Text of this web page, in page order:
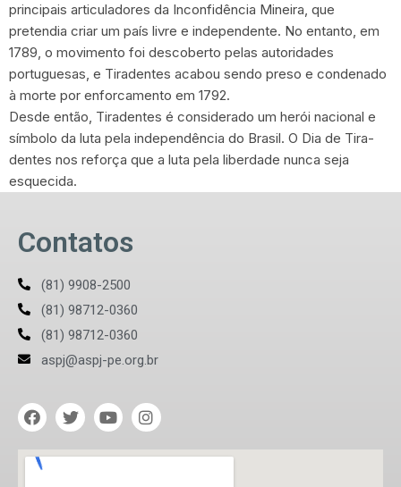
principais articuladores da Inconfidência Mineira, que
pretendia criar um país livre e independente. No entanto, em
1789, o movimento foi descoberto pelas autoridades
portuguesas, e Tiradentes acabou sendo preso e condenado
à morte por enforcamento em 1792.
Desde então, Tiradentes é considerado um herói nacional e
símbolo da luta pela independência do Brasil. O Dia de Tira-
dentes nos reforça que a luta pela liberdade nunca seja
esquecida.
Contatos
(81) 9908-2500
(81) 98712-0360
(81) 98712-0360
aspj@aspj-pe.org.br